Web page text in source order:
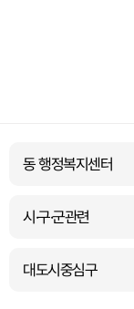
동 행정복지센터
시·구·군관련
대도시중심구